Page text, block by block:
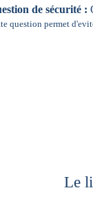
de sécurité :
question permet
Le